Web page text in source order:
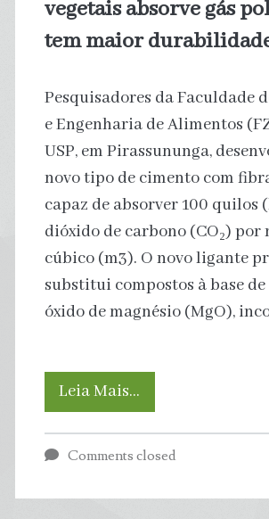
está
Brasil
vegetais absorve gás
tem maior
Pesquisadores da Faculdade
e Engenharia de Alimentos
USP, em Pirassununga,
novo tipo de cimento com
capaz de absorver 100 quilos
dióxido de carbono (CO₂) por
cúbico (m3). O novo ligante
substitui compostos à base
óxido de magnésio (MgO),
Leia Mais…
cimento
Comments closed